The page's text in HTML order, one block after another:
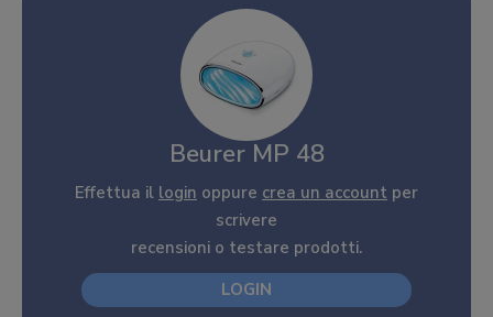
Beurer MP 48
Effettua il login oppure crea un account per
scrivere
recensioni o testare prodotti.
LOGIN